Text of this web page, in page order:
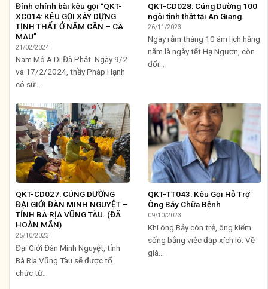
Đính chính bài kêu gọi “QKT-
XC014: KÊU GỌI XÂY DỰNG
TỊNH THẤT Ở NĂM CĂN – CÀ
MAU”
21/02/2024
Nam Mô A Di Đà Phật. Ngày 9/2
và 17/2/2024, thầy Pháp Hạnh
có sử...
QKT-CD028: Cúng Dường 100
ngôi tịnh thất tại An Giang.
26/11/2023
Ngày rằm tháng 10 âm lịch hằng
năm là ngày tết Hạ Ngươn, còn
đối...
QKT-CD027: CÚNG DƯỜNG
ĐẠI GIỚI ĐÀN MINH NGUYỆT –
TỈNH BÀ RỊA VŨNG TÀU. (ĐÃ
HOÀN MÃN)
25/10/2023
Đại Giới Đàn Minh Nguyệt, tỉnh
Bà Rịa Vũng Tàu sẽ được tổ
chức từ...
QKT-TT043: Kêu Gọi Hỗ Trợ
Ông Bảy Chữa Bệnh
09/10/2023
Khi ông Bảy còn trẻ, ông kiếm
sống bằng việc đạp xích lô. Về
già...